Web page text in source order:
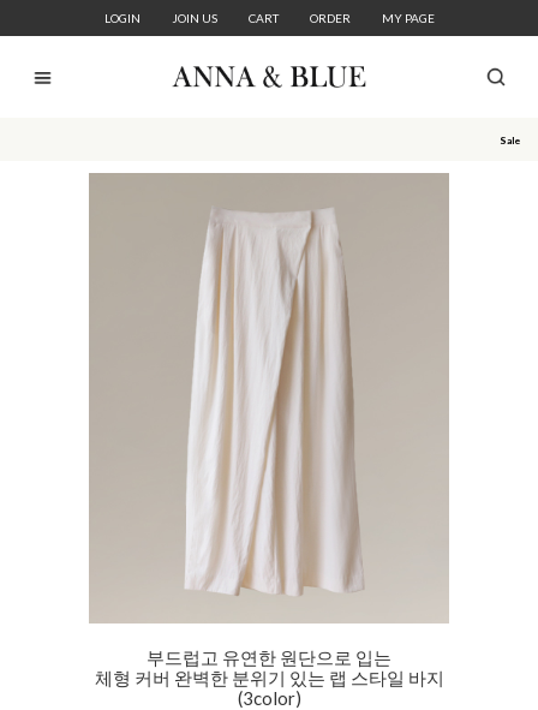
LOGIN JOIN US CART ORDER MY PAGE
Sale
부드럽고 유연한 원단으로 입는
체형 커버 완벽한 분위기 있는 랩 스타일 바지
(3color)